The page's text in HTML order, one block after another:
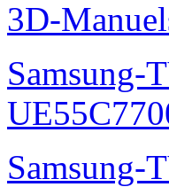
3D-
Samsung-
Samsung-